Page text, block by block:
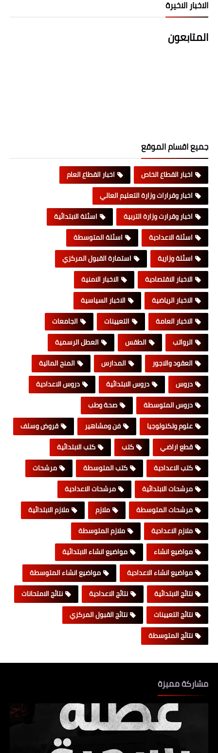
الاخبار الاخيرة
المتابعون
جميع اقسام الموقع
اخبار القطاع الخاص
اخبار القطاع العام
اخبار وقرارات وزارة التعليم العالي
اخبار وقرارت وزارة التربية
اسئلة الابتدائية
اسئلة الاعدادية
اسئلة المتوسطة
اسئلة وزارية
استمارة القبول المركزي
الاخبار الاقتصادية
الاخبار الامنية
الاخبار الرياضية
الاخبار السياسية
الاخبار العامة
التعيينات
الجامعات
الرواتب
الطقس
العطل الرسمية
العقود والاجور
المدارس
المنح المالية
دروس
دروس الابتدائية
دروس الاعدادية
دروس المتوسطة
صحة وطب
علوم وتكنولوجيا
فن ومشاهير
قروض وسلف
قطع اراضي
كتب
كتب الابتدائية
كتب الاعدادية
كتب المتوسطة
مرشحات
مرشحات الابتدائية
مرشحات الاعدادية
مرشحات المتوسطة
ملازم
ملازم الابتدائية
ملازم الاعدادية
ملازم المتوسطة
مواضيع انشاء
مواضيع انشاء الابتدائية
مواضيع انشاء الاعدادية
مواضيع انشاء المتوسطة
نتائج الابتدائية
نتائج الاعدادية
نتائج الامتحانات
نتائج التعيينات
نتائج القبول المركزي
نتائج المتوسطة
مشاركة مميزة